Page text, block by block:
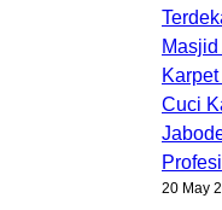
Cuci
20 May